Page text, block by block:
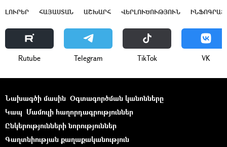
ԼՈՒՐԵՐ ՀԱՅԱՍՏԱՆ ԱՇԽԱՐՀ ՎԵՐԼՈՒԾՈՒԹՅՈՒՆ
Rutube Telegram ТikТоk VK
Նախագծի մասին Օգտագործման կանոնները
Կապ Մամուլի հաղորդագրություններ
Ընկերությունների նորություններ
Գաղտնիության քաղաքականություն